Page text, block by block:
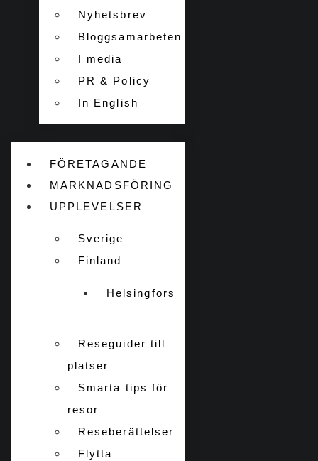
Nyhetsbrev
Bloggsamarbeten
I media
PR & Policy
In English
FÖRETAGANDE
MARKNADSFÖRING
UPPLEVELSER
Sverige
Finland
Helsingfors
Reseguider till
platser
Smarta tips för
resor
Reseberättelser
Flytta